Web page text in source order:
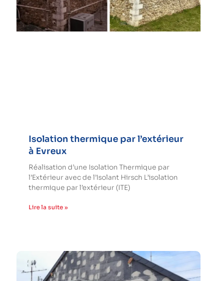
Isolation thermique par l’extérieur
à Evreux
Réalisation d’une Isolation Thermique par
l’Extérieur avec de l’Isolant Hirsch L’isolation
thermique par l’extérieur (ITE)
Lire la suite »